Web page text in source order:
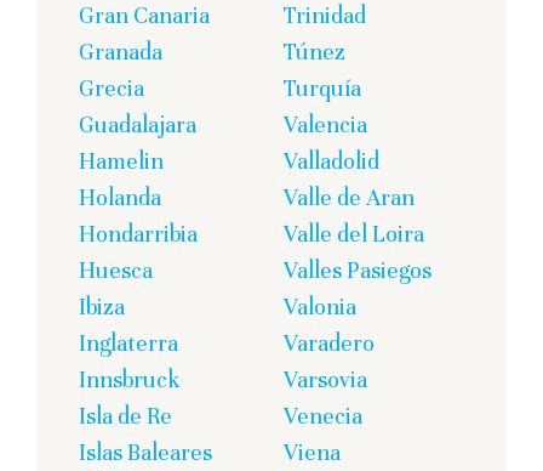
Gran Canaria
Granada
Grecia
Guadalajara
Hamelin
Holanda
Hondarribia
Huesca
Ibiza
Inglaterra
Innsbruck
Isla de Re
Islas Baleares
Trinidad
Túnez
Turquía
Valencia
Valladolid
Valle de Aran
Valle del Loira
Valles Pasiegos
Valonia
Varadero
Varsovia
Venecia
Viena